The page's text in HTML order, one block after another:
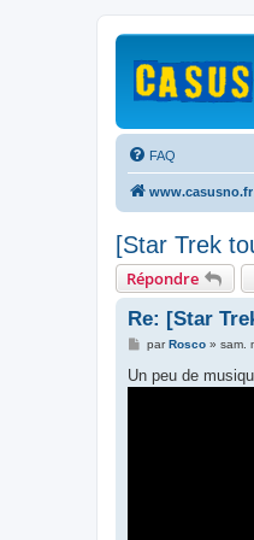
FAQ
www.casusno.fr
[Star Trek
Répondre
Re: [Star
M
s
s
parRosco» sam.
Un peu de